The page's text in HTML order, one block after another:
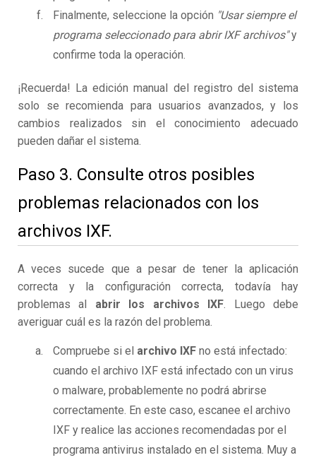
Finalmente, seleccione la opción "Usar siempre el
programa seleccionado para abrir IXF archivos"y
confirme toda la operación.
¡Recuerda! La edición manual del registro del sistema
solo se recomienda para usuarios avanzados, y los
cambios realizados sin el conocimiento adecuado
pueden dañar el sistema.
Paso 3. Consulte otros posibles
problemas relacionados con los
archivos IXF.
A veces sucede que a pesar de tener la aplicación
correcta y la configuración correcta, todavía hay
problemas al abrir los archivos IXF. Luego debe
averiguar cuál es la razón del problema.
Compruebe si el archivo IXF no está infectado:
cuando el archivo IXF está infectado con un virus
o malware, probablemente no podrá abrirse
correctamente. En este caso, escanee el archivo
IXF y realice las acciones recomendadas por el
programa antivirus instalado en el sistema. Muy a